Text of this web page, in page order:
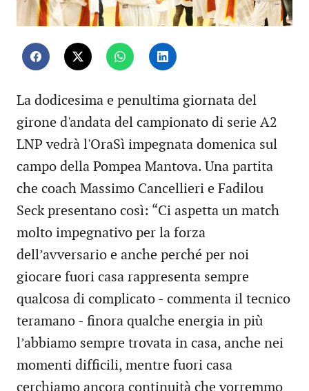
La dodicesima e penultima giornata del
girone d'andata del campionato di serie A2
LNP vedrà l'OraSì impegnata domenica sul
campo della Pompea Mantova. Una partita
che coach Massimo Cancellieri e Fadilou
Seck presentano così: “Ci aspetta un match
molto impegnativo per la forza
dell’avversario e anche perché per noi
giocare fuori casa rappresenta sempre
qualcosa di complicato - commenta il tecnico
teramano - finora qualche energia in più
l’abbiamo sempre trovata in casa, anche nei
momenti difficili, mentre fuori casa